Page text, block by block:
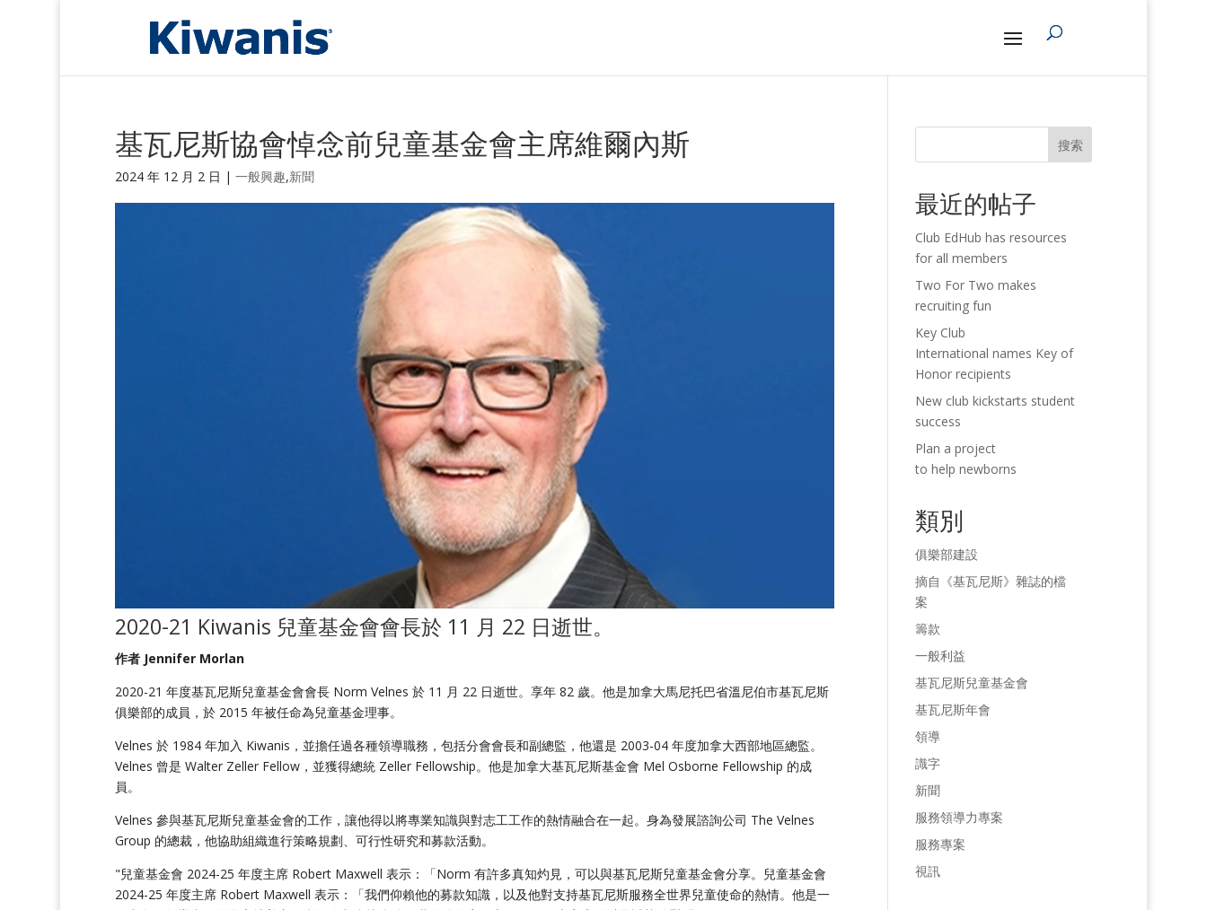
基瓦尼斯協會悼念前兒童基金會主席維爾內斯
2024 年 12 月 2 日 | 一般興趣,新聞
2020-21 Kiwanis 兒童基金會會長於 11 月 22 日逝世。
作者 Jennifer Morlan
2020-21 年度基瓦尼斯兒童基金會會長 Norm Velnes 於 11 月 22 日逝世。享年 82 歲。他是加拿大馬尼托巴省溫尼伯市基瓦尼斯
俱樂部的成員，於 2015 年被任命為兒童基金理事。
Velnes 於 1984 年加入 Kiwanis，並擔任過各種領導職務，包括分會會長和副總監，他還是 2003-04 年度加拿大西部地區總監。
Velnes 曾是 Walter Zeller Fellow，並獲得總統 Zeller Fellowship。他是加拿大基瓦尼斯基金會 Mel Osborne Fellowship 的成
員。
Velnes 參與基瓦尼斯兒童基金會的工作，讓他得以將專業知識與對志工工作的熱情融合在一起。身為發展諮詢公司 The Velnes
Group 的總裁，他協助組織進行策略規劃、可行性研究和募款活動。
"兒童基金會 2024-25 年度主席 Robert Maxwell 表示：「Norm 有許多真知灼見，可以與基瓦尼斯兒童基金會分享。兒童基金會
2024-25 年度主席 Robert Maxwell 表示：「我們仰賴他的募款知識，以及他對支持基瓦尼斯服務全世界兒童使命的熱情。他是一
搜索
最近的帖子
Club EdHub has resources
for all members
Two For Two makes
recruiting fun
Key Club
International names Key of
Honor recipients
New club kickstarts student
success
Plan a project
to help newborns
類別
俱樂部建設
摘自《基瓦尼斯》雜誌的檔
案
籌款
一般利益
基瓦尼斯兒童基金會
基瓦尼斯年會
領導
識字
新聞
服務領導力專案
服務專案
視訊